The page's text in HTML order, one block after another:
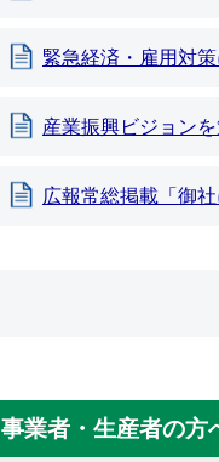
緊急経済・雇用対
産業振興ビジョン
広報常総掲載「御
事業者・生産者の方